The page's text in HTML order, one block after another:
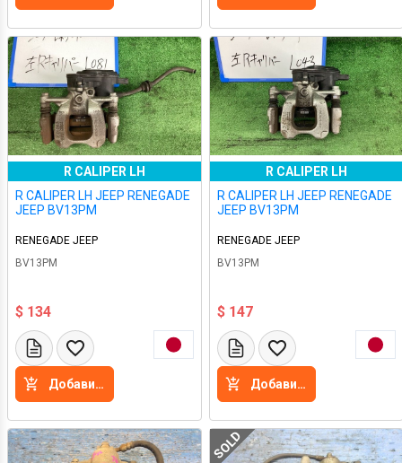
R CALIPER LH
R CALIPER LH JEEP RENEGADE
JEEP BV13PM
RENEGADE JEEP
BV13PM
$ 134
Добавить в корзину
R CALIPER LH
R CALIPER LH JEEP RENEGADE
JEEP BV13PM
RENEGADE JEEP
BV13PM
$ 147
Добавить в корзину
SOLD